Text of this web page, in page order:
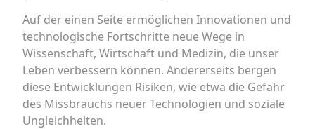
Auf der einen Seite ermöglichen Innovationen und
technologische Fortschritte neue Wege in
Wissenschaft, Wirtschaft und Medizin, die unser
Leben verbessern können. Andererseits bergen
diese Entwicklungen Risiken, wie etwa die Gefahr
des Missbrauchs neuer Technologien und soziale
Ungleichheiten.